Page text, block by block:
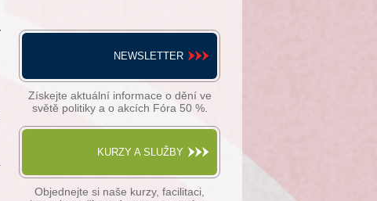
NEWSLETTER
Získejte aktuální informace o dění ve
světě politiky a o akcích Fóra 50 %.
KURZY A SLUŽBY
Objednejte si naše kurzy, facilitaci,